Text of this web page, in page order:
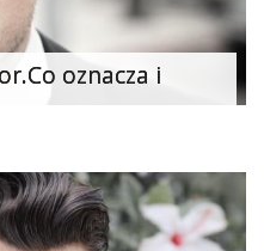
oznacza i